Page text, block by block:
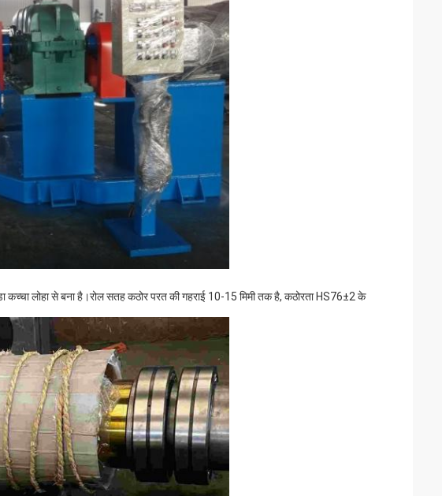
कच्चा लोहा से बना है।रोल सतह कठोर परत की गहराई 10-15 मिमी तक है, कठोरता HS76±2 के